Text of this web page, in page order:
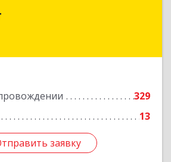
329
13
заявку
обл, Магадан г, Полярная
заявку